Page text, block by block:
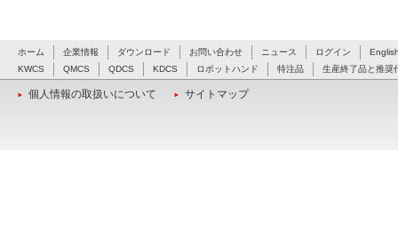
ホーム 企業情報 ダウンロード お問い合わせ ニュース ログイン
KWCS
QMCS QDCS KDCS ロボットハンド 特注品 生産終了品と推奨
個人情報の取扱いについて サイトマップ